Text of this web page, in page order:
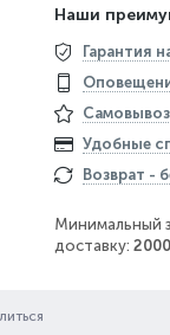
Наши
Гарантия
Самовывоз
Удобные
Возврат -
Минимальный
доставку: